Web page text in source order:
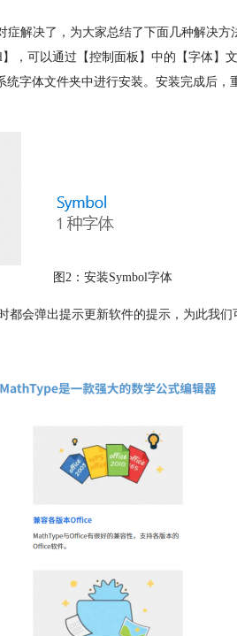
解决了，为大家总结了下面几种解决方
】，可以通过【控制面板】中的【字体】
字体文件夹中进行安装。 安装完成后，
图2：安装Symbol字体
都会弹出提示更新软件的提示，为此我